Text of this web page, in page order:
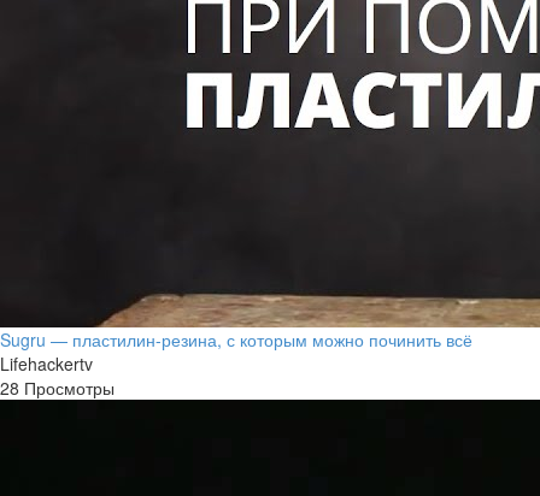
Sugru — пластилин-резина, с которым можно починить всё
Lifehackertv
28 Просмотры